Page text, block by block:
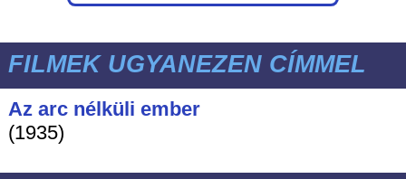
FILMEK UGYANEZEN CÍMMEL
Az arc nélküli ember
(1935)